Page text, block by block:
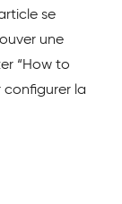
se
une
“How to
configurer la